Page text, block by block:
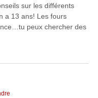
sur les différents
a 13 ans! Les fours
peux chercher des